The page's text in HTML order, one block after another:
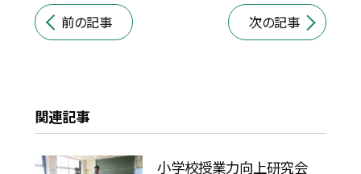
前の記事 次の記事
関連記事
小学校授業力向上研究会